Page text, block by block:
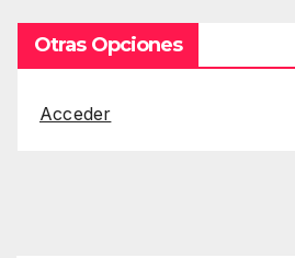
Otras Opciones
Acceder